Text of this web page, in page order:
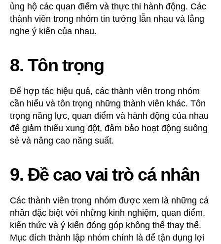
ủng hộ các quan điểm và thực thi hành động. Các
thành viên trong nhóm tin tưởng lẫn nhau và lắng
nghe ý kiến của nhau.
8. Tôn trọng
Để hợp tác hiệu quả, các thành viên trong nhóm
cần hiểu và tôn trọng những thành viên khác. Tôn
trọng năng lực, quan điểm và hành động của nhau
để giảm thiểu xung đột, đảm bảo hoạt động suông
sẻ và nâng cao năng suất.
9. Đề cao vai trò cá nhân
Các thành viên trong nhóm được xem là những cá
nhân đặc biệt với những kinh nghiệm, quan điểm,
kiến thức và ý kiến đóng góp không thể thay thế.
Mục đích thành lập nhóm chính là để tận dụng lợi